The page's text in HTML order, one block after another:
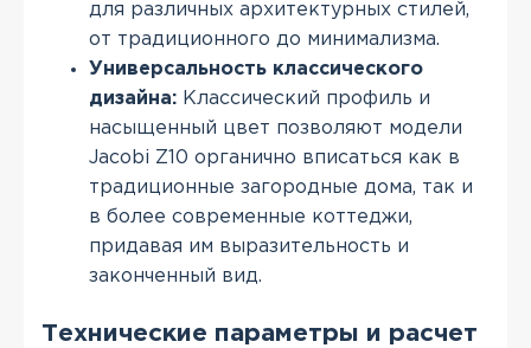
для различных архитектурных стилей,
от традиционного до минимализма.
Универсальность классического
дизайна: Классический профиль и
насыщенный цвет позволяют модели
Jacobi Z10 органично вписаться как в
традиционные загородные дома, так и
в более современные коттеджи,
придавая им выразительность и
законченный вид.
Технические параметры и расчет